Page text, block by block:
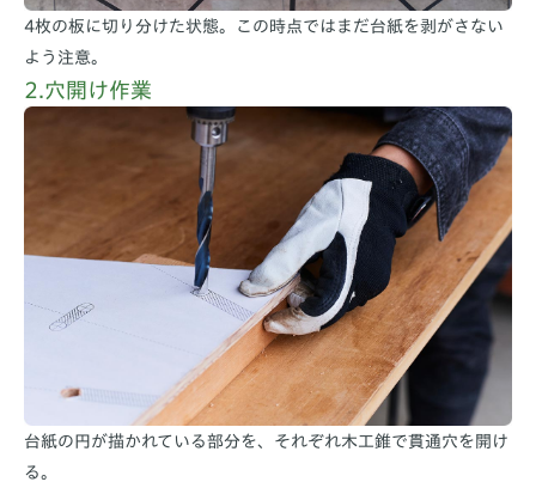
4枚の板に切り分けた状態。この時点ではまだ台紙を剥がさない
よう注意。
2.穴開け作業
台紙の円が描かれている部分を、それぞれ木工錐で貫通穴を開け
る。